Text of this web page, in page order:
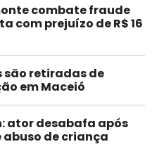
combate fraude
com prejuízo de R$ 16
retiradas de
em Maceió
ator desabafa após
de criança